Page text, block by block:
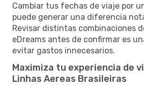
Cambiar tus fechas de viaje por
puede generar una diferencia
Revisar distintas combinaciones
eDreams antes de confirmar es
evitar gastos innecesarios.
Maximiza tu experiencia de
Linhas Aereas Brasileiras